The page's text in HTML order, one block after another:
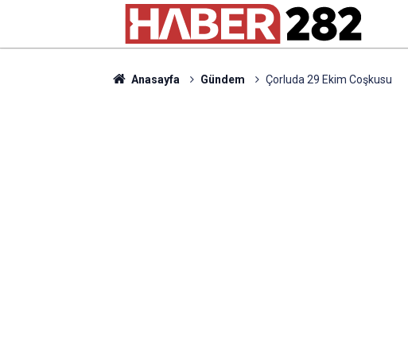
Anasayfa Gündem Çorluda 29 Ekim Coşkusu